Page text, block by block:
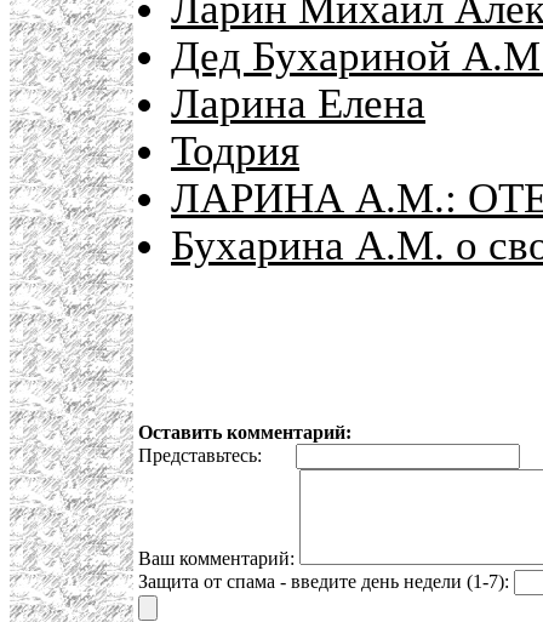
Дед Бухариной
Ларина Елена
Тодрия
ЛАРИНА А.М.:
Бухарина А.М. о
Оставить комментарий:
Представьтесь:
Ваш комментарий:
Защита от спама - введите день недели (1-7):